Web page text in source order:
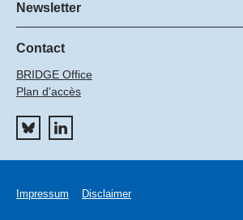
Newsletter
S’abonner à la newsletter du FNS
S’abonner à la newsletter d'Innosuisse
Contact
BRIDGE Office
Plan d'accès
Impressum Disclaimer